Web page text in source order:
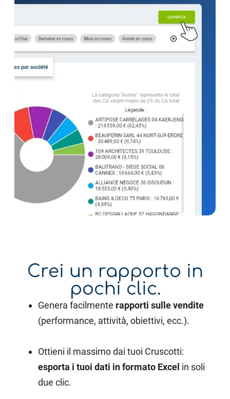
Crei un rapporto in
pochi clic.
Genera facilmente rapporti sulle vendite
(performance, attività, obiettivi, ecc.).
Ottieni il massimo dai tuoi Cruscotti:
esporta i tuoi dati in formato Excel in soli
due clic.